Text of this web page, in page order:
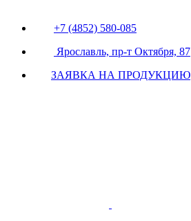
+7 (4852) 580-085
Ярославль, пр-т Октября, 87
ЗАЯВКА НА ПРОДУКЦИЮ